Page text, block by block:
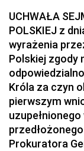
UCHWAŁA
POLSKIEJ z
wyrażenia
Polskiej zgody
Króla za czyn
pierwszym
Prokuratora